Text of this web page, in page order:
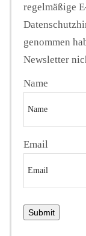
regelmäßige
genommen
Newsletter
Name
Email